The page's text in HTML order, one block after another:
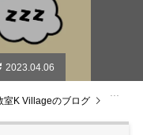
2023.04.06
室K Villageのブログ